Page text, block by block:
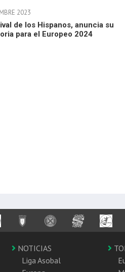
2023
de los Hispanos, anuncia su
para el Europeo 2024
NOTICIAS
Liga Asobal